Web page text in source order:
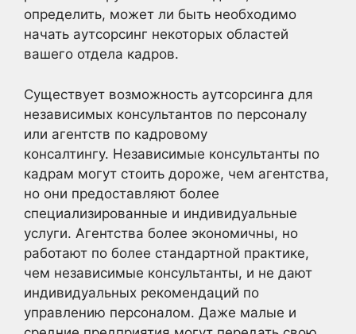
определить, может ли быть необходимо
начать аутсорсинг некоторых областей
вашего отдела кадров.
Существует возможность аутсорсинга для
независимых консультантов по персоналу
или агентств по кадровому
консалтингу. Независимые консультанты по
кадрам могут стоить дороже, чем агентства,
но они предоставляют более
специализированные и индивидуальные
услуги. Агентства более экономичны, но
работают по более стандартной практике,
чем независимые консультанты, и не дают
индивидуальных рекомендаций по
управлению персоналом. Даже малые и